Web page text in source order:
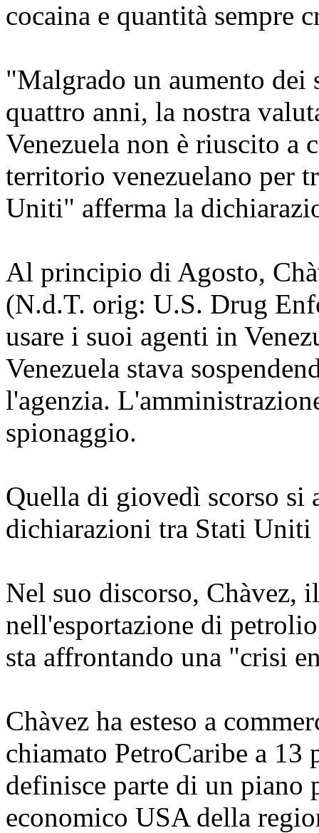
cocaina e quantità sempre
"Malgrado un aumento dei
quattro anni, la nostra
Venezuela non è riuscito a
territorio venezuelano per
Uniti" afferma la
Al principio di Agosto,
(N.d.T. orig: U.S. Drug
usare i suoi agenti in
Venezuela stava
l'agenzia.
spionaggio.
Quella di giovedì scorso si
dichiarazioni tra Stati Uniti
Nel suo discorso, Chàvez,
nell'esportazione di
sta affrontando una "crisi
Chàvez ha esteso a
chiamato PetroCaribe a
definisce parte di un piano
economico USA della